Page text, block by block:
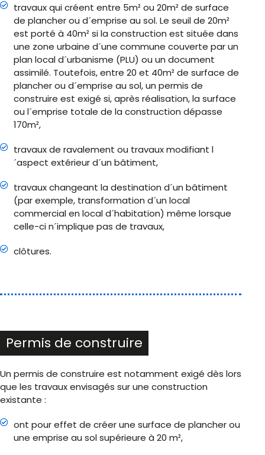
travaux qui créent entre 5m² ou 20m² de surface
de plancher ou d´emprise au sol. Le seuil de 20m²
est porté à 40m² si la construction est située dans
une zone urbaine d´une commune couverte par un
plan local d´urbanisme (PLU) ou un document
assimilé. Toutefois, entre 20 et 40m² de surface de
plancher ou d´emprise au sol, un permis de
construire est exigé si, après réalisation, la surface
ou l´emprise totale de la construction dépasse
170m²,
travaux de ravalement ou travaux modifiant l
´aspect extérieur d´un bâtiment,
travaux changeant la destination d´un bâtiment
(par exemple, transformation d´un local
commercial en local d´habitation) même lorsque
celle-ci n´implique pas de travaux,
clôtures.
Permis de construire
Un permis de construire est notamment exigé dès lors
que les travaux envisagés sur une construction
existante :
ont pour effet de créer une surface de plancher ou
une emprise au sol supérieure à 20 m²,